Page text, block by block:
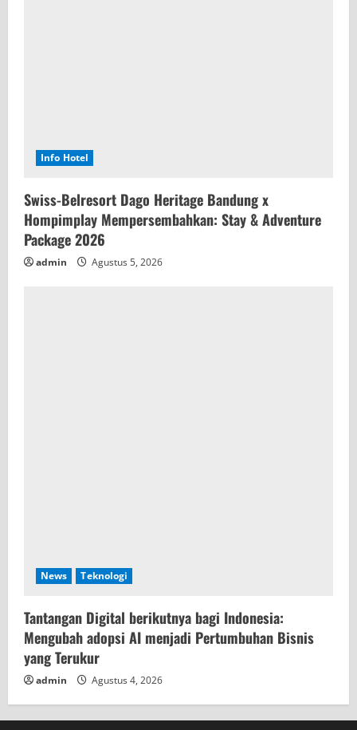
Info Hotel
Swiss-Belresort Dago Heritage Bandung x
Hompimplay Mempersembahkan: Stay & Adventure
Package 2026
admin Agustus 5, 2026
News Teknologi
Tantangan Digital berikutnya bagi Indonesia:
Mengubah adopsi AI menjadi Pertumbuhan Bisnis
yang Terukur
admin Agustus 4, 2026